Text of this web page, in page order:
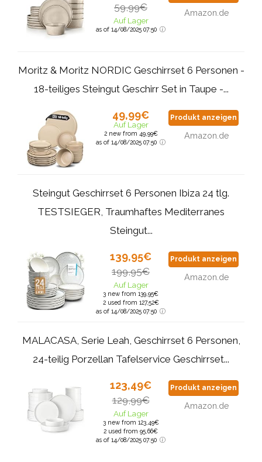
59,99€
Auf Lager
as of 14/08/2025 07:50
Amazon.de
Moritz & Moritz NORDIC Geschirrset 6 Personen -
18-teiliges Steingut Geschirr Set in Taupe -...
49,99€
Auf Lager
2 new from 49,99€
as of 14/08/2025 07:50
Produkt anzeigen
Amazon.de
Steingut Geschirrset 6 Personen Ibiza 24 tlg.
TESTSIEGER, Traumhaftes Mediterranes
Steingut...
139,95€
199,95€
Auf Lager
3 new from 139,95€
2 used from 127,52€
as of 14/08/2025 07:50
Produkt anzeigen
Amazon.de
MALACASA, Serie Leah, Geschirrset 6 Personen,
24-teilig Porzellan Tafelservice Geschirrset...
123,49€
129,99€
Auf Lager
3 new from 123,49€
2 used from 95,66€
as of 14/08/2025 07:50
Produkt anzeigen
Amazon.de